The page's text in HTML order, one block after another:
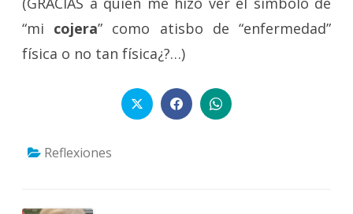
“mi cojera” como atisbo de “enfermedad”
física o no tan física¿?…)
Reflexiones